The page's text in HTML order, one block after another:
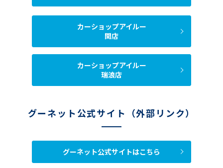
カーショップアイルー
関店
カーショップアイルー
瑞浪店
グーネット公式サイト（外部リンク）
グーネット公式サイトはこちら